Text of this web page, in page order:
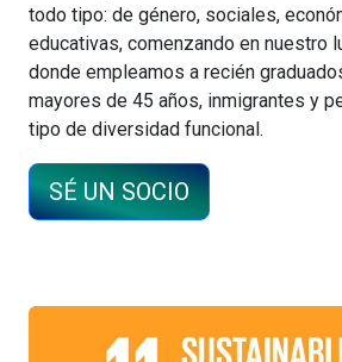
todo tipo: de género, sociales,
educativas, comenzando en nuestro
donde empleamos a recién
mayores de 45 años, inmigrantes y
tipo de diversidad funcional.
SÉ UN SOCIO